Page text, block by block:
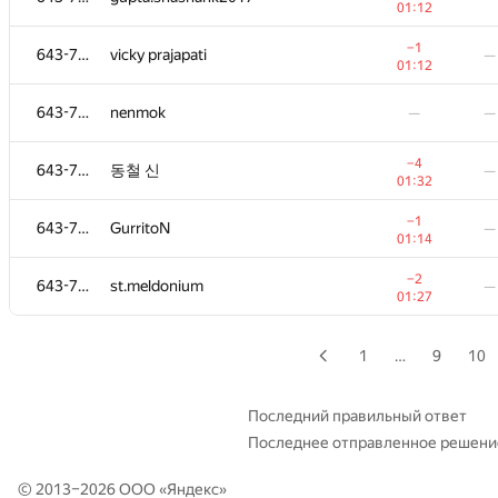
01:12
643-728 vicky prajapati
−1
01:12
—
643-728 nenmok — —
643-728 동철 신
−4
01:32
—
643-728 GurritoN
−1
01:14
—
643-728 st.meldonium
−2
01:27
—
ktcat —
BOPOH-A
mhajili
00:48
Tommy Li
01:08
Роман Мазуренко
−4
01:36
−6
—
1 … 9 10
Последний правильный ответ
Последнее отправленное
© 2013–2026 ООО «Яндекс»